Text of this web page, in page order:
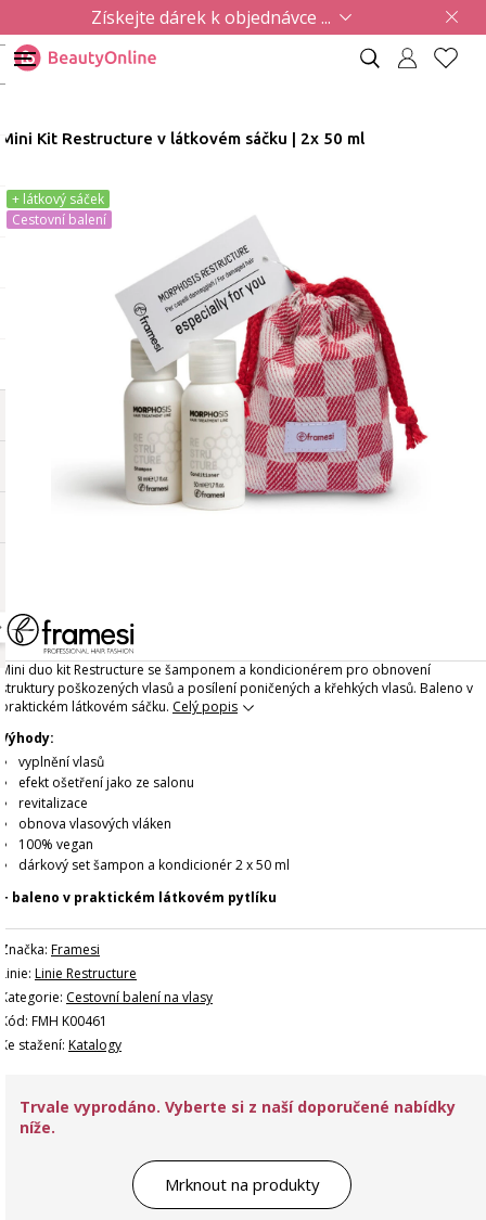
Získejte dárek k objednávce ...
Mini Kit Restructure v látkovém sáčku | 2x 50 ml
+ látkový sáček
Cestovní balení
Mini duo kit Restructure se šamponem a kondicionérem pro obnovení
struktury poškozených vlasů a posílení poničených a křehkých vlasů. Baleno v
praktickém látkovém sáčku. Celý popis
Výhody:
vyplnění vlasů
efekt ošetření jako ze salonu
revitalizace
obnova vlasových vláken
100% vegan
dárkový set šampon a kondicionér 2 x 50 ml
+ baleno v praktickém látkovém pytlíku
Značka: Framesi
Linie: Linie Restructure
Kategorie: Cestovní balení na vlasy
Kód: FMH K00461
Ke stažení: Katalogy
Trvale vyprodáno. Vyberte si z naší doporučené nabídky
níže.
Mrknout na produkty